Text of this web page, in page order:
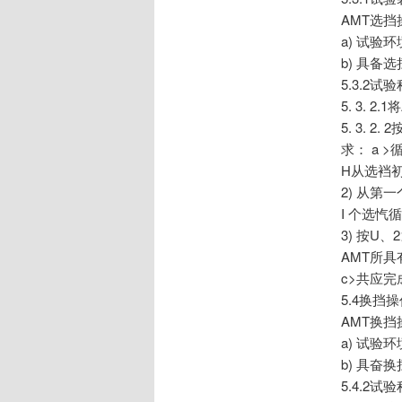
AMT选挡
a) 试验环
b) 具备选
5.3.2试验
5. 3. 2.1
5. 3. 2. 2
求： a >
H从选裆
2) 从第一
I 个选忾
3) 按U、
AMT所具
c>共应完
5.4换挡
AMT换挡
a) 试验环
b) 具奋换
5.4.2试验